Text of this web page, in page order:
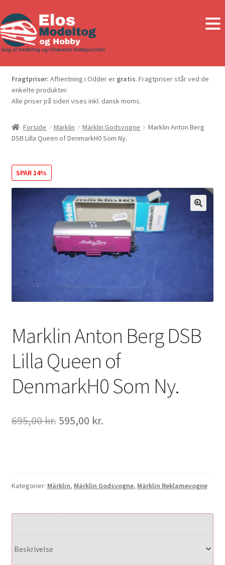
Fragtpriser: Afhentning i Odder er gratis. Fragtpriser står ved de
enkelte produkter.
Alle priser på siden vises inkl. dansk moms.
Forside Märklin Märklin Godsvogne
Marklin Anton Berg
DSB Lilla Queen of DenmarkH0 Som Ny.
SPAR 14%
Marklin Anton Berg DSB
Lilla Queen of
DenmarkH0 Som Ny.
695,00kr. Den
595,00 kr.Den
Kategorier: Märklin, Märklin Godsvogne, Märklin Reklamevogne
Beskrivelse